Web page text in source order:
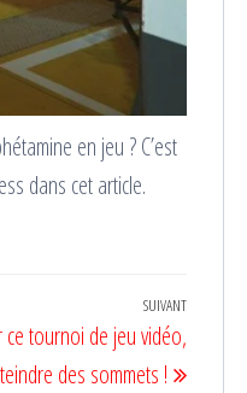
en jeu ? C’est
dans cet article.
Article
SUIVANT
tournoi de jeu vidéo,
des sommets !